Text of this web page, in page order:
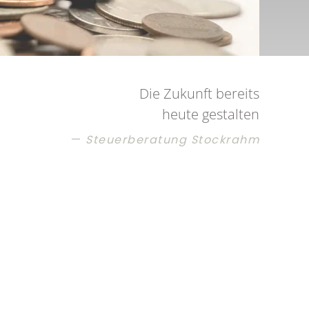
Die Zukunft bereits
heute gestalten
Steuerberatung Stockrahm